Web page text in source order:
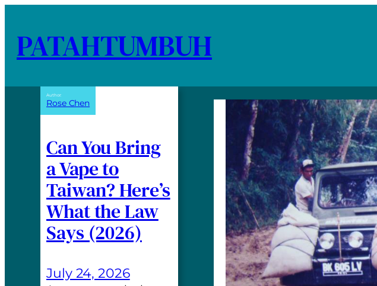
PATAHTUMBUH
Author:
Rose Chen
Can You Bring
a Vape to
Taiwan? Here’s
What the Law
Says (2026)
July 24, 2026